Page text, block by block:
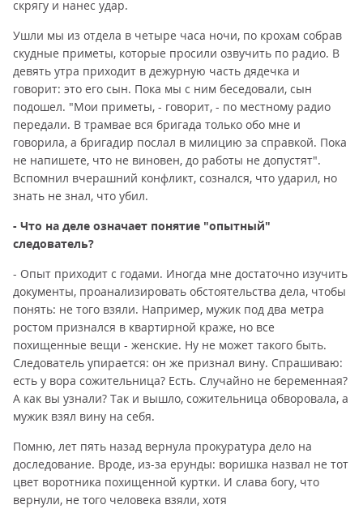
скрягу и нанес удар.
Ушли мы из отдела в четыре часа ночи, по крохам собрав
скудные приметы, которые просили озвучить по радио. В
девять утра приходит в дежурную часть дядечка и
говорит: это его сын. Пока мы с ним беседовали, сын
подошел. "Мои приметы, - говорит, - по местному радио
передали. В трамвае вся бригада только обо мне и
говорила, а бригадир послал в милицию за справкой. Пока
не напишете, что не виновен, до работы не допустят".
Вспомнил вчерашний конфликт, сознался, что ударил, но
знать не знал, что убил.
- Что на деле означает понятие "опытный"
следователь?
- Опыт приходит с годами. Иногда мне достаточно изучить
документы, проанализировать обстоятельства дела, чтобы
понять: не того взяли. Например, мужик под два метра
ростом признался в квартирной краже, но все
похищенные вещи - женские. Ну не может такого быть.
Следователь упирается: он же признал вину. Спрашиваю:
есть у вора сожительница? Есть. Случайно не беременная?
А как вы узнали? Так и вышло, сожительница обворовала, а
мужик взял вину на себя.
Помню, лет пять назад вернула прокуратура дело на
доследование. Вроде, из-за ерунды: воришка назвал не тот
цвет воротника похищенной куртки. И слава богу, что
вернули, не того человека взяли, хотя